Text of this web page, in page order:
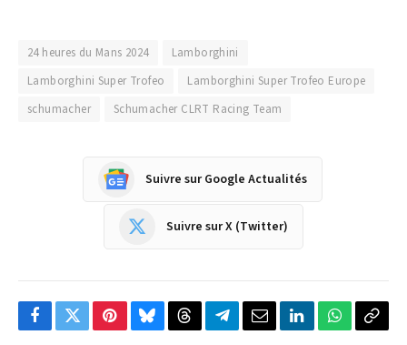
24 heures du Mans 2024
Lamborghini
Lamborghini Super Trofeo
Lamborghini Super Trofeo Europe
schumacher
Schumacher CLRT Racing Team
Suivre sur Google Actualités
Suivre sur X (Twitter)
Facebook
TwitterPinterestBlueskyThreadsPartagerEmailLinkedInWhatsApp